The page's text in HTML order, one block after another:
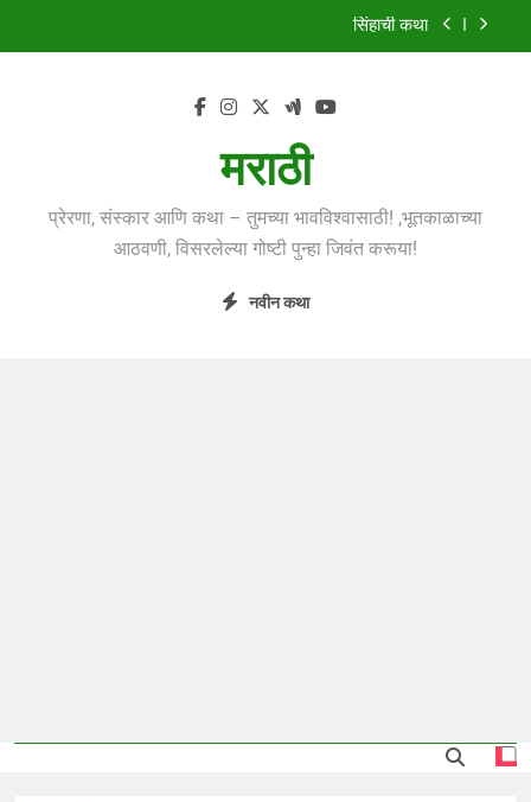
सिंहाची कथा
सिंहाची कथा
मराठी
प्रेरणा, संस्कार आणि कथा – तुमच्या भावविश्वासाठी! ,भूतकाळाच्या
आठवणी, विसरलेल्या गोष्टी पुन्हा जिवंत करूया!
नवीन कथा